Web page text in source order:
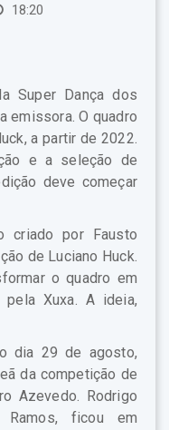
18:20
Super Dança dos
emissora. O quadro
a partir de 2022.
e a seleção de
deve começar
criado por Fausto
de Luciano Huck.
o quadro em
pela Xuxa. A ideia,
dia 29 de agosto,
da competição de
Azevedo. Rodrigo
Ramos, ficou em